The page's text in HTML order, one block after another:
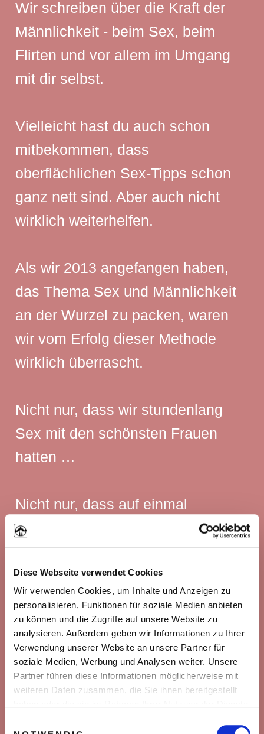
Diese Webseite verwendet Cookies
Wir verwenden Cookies, um Inhalte und Anzeigen zu
personalisieren, Funktionen für soziale Medien anbieten
zu können und die Zugriffe auf unsere Website zu
analysieren. Außerdem geben wir Informationen zu Ihrer
Verwendung unserer Website an unsere Partner für
soziale Medien, Werbung und Analysen weiter. Unsere
Partner führen diese Informationen möglicherweise mit
weiteren Daten zusammen, die Sie ihnen bereitgestellt
Wir schreiben über die Kraft der
Männlichkeit - beim Sex, beim
Flirten und vor allem im Umgang
mit dir selbst.
Vielleicht hast du auch schon
mitbekommen, dass
oberflächlichen Sex-Tipps schon
ganz nett sind. Aber auch nicht
wirklich weiterhelfen.
Als wir 2013 angefangen haben,
das Thema Sex und Männlichkeit
an der Wurzel zu packen, waren
wir vom Erfolg dieser Methode
wirklich überrascht.
Nicht nur, dass wir stundenlang
Sex mit den schönsten Frauen
hatten …
Nicht nur, dass auf einmal
souverän verstanden wie die
weibliche orgastische Sexualität
funktioniert …
Nicht nur, dass wir viele wilde und
noch wildere Abenteuer erlebten …
… nein! Auch den Männern, denen